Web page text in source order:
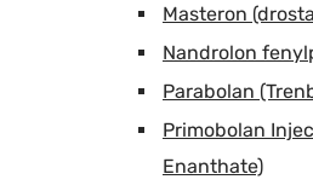
Masteron
Nandrolon
Parabolan
Primobolan
Enanthate)